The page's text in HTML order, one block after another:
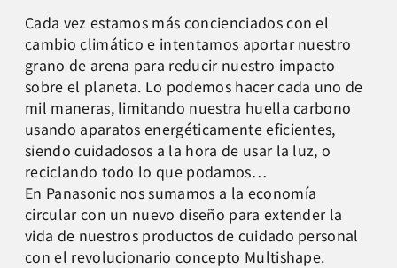
Cada vez estamos más concienciados con el
cambio climático e intentamos aportar nuestro
grano de arena para reducir nuestro impacto
sobre el planeta. Lo podemos hacer cada uno de
mil maneras, limitando nuestra huella carbono
usando aparatos energéticamente eficientes,
siendo cuidadosos a la hora de usar la luz, o
reciclando todo lo que podamos…
En Panasonic nos sumamos a la economía
circular con un nuevo diseño para extender la
vida de nuestros productos de cuidado personal
con el revolucionario concepto Multishape.